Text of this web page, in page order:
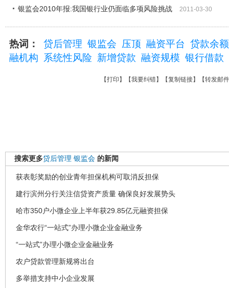
银监会2010年报:我国银行业仍面临多项风险挑战 2011-03-30
热词： 贷后管理 银监会 压顶 融资平台 贷款余额
融机构
系统性风险 新增贷款 融资规模 银行借款
【打印 】【我要纠错】【复制链接】【转发邮件
搜索更多贷后管理 银监会 的新闻
获表彰奖励的创业青年担保机构可取消反担保
建行滨州分行关注信贷资产质量 确保良好发展势头
哈市350户小微企业上半年获29.85亿元融资担保
金华农行“一站式”办理小微企业金融业务
“一站式”办理小微企业金融业务
农户贷款管理新规将出台
多举措支持中小企业发展